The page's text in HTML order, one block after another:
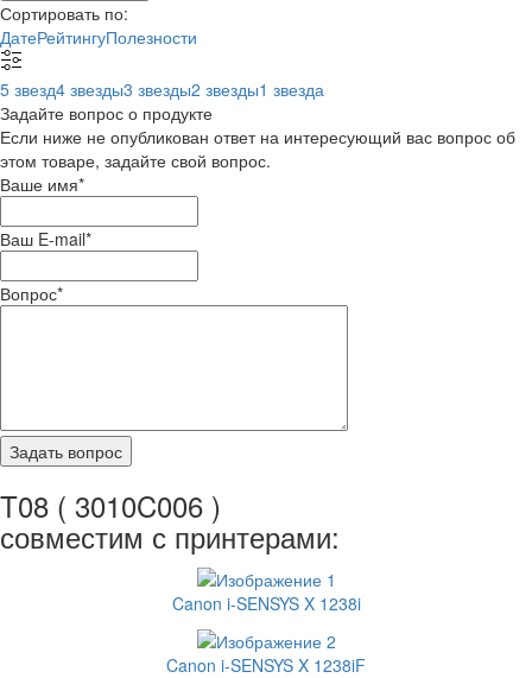
Сортировать по:
ДатеРейтингуПолезности
5 звезд4 звезды3 звезды2 звезды1 звезда
Задайте вопрос о продукте
Если ниже не опубликован ответ на интересующий вас вопрос об
этом товаре, задайте свой вопрос.
Ваше имя*
Ваш E-mail*
Вопрос*
T08 ( 3010C006 )
совместим с принтерами:
Canon i-SENSYS X 1238i
Canon i-SENSYS X 1238iF